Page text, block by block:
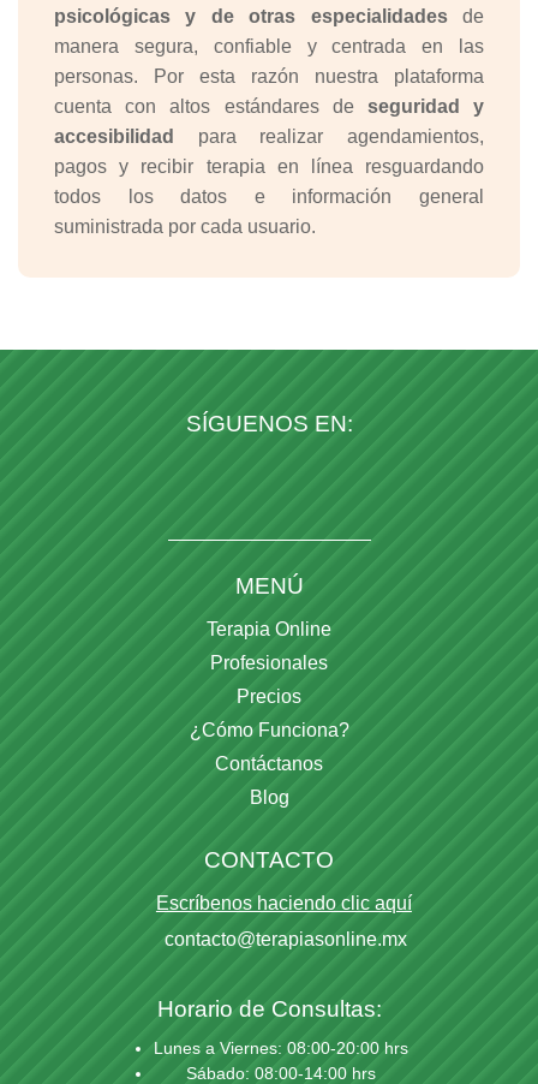
psicológicas y de otras especialidadesde
manera segura, confiable y centrada en las
personas. Por esta razón nuestra plataforma
cuenta con altos estándares de seguridad y
accesibilidad
para realizar agendamientos,
pagos y recibir terapia en línea resguardando
todos los datos e información general
suministrada por cada usuario.
SÍGUENOS EN:
MENÚ
Terapia Online
Profesionales
Precios
¿Cómo Funciona?
Contáctanos
Blog
CONTACTO
Escríbenos haciendo clic aquí
contacto@terapiasonline.mx
Horario de Consultas:
Lunes a Viernes: 08:00-20:00 hrs
Sábado: 08:00-14:00 hrs